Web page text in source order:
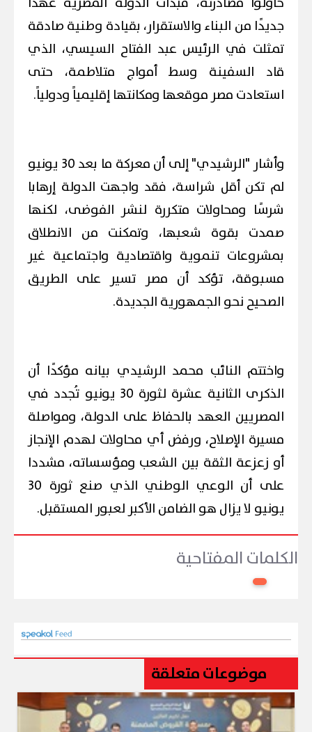
جديدًا من البناء والاستقرار، بقيادة وطنية صادقة
تمثلت في الرئيس عبد الفتاح السيسي، الذي
قاد السفينة وسط أمواج متلاطمة، حتى
استعادت مصر موقعها ومكانتها إقليمياً ودولياً.
وأشار "الرشيدي" إلى أن معركة ما بعد 30 يونيو
لم تكن أقل شراسة، فقد واجهت الدولة إرهابا
شرسًا ومحاولات متكررة لنشر الفوضى، لكنها
صمدت بقوة شعبها، وتمكنت من الانطلاق
بمشروعات تنموية واقتصادية واجتماعية غير
مسبوقة، تؤكد أن مصر تسير على الطريق
الصحيح نحو الجمهورية الجديدة.
واختتم النائب محمد الرشيدي بيانه مؤكدًا أن
الذكرى الثانية عشرة لثورة 30 يونيو تُجدد في
المصريين العهد بالحفاظ على الدولة، ومواصلة
مسيرة الإصلاح، ورفض أي محاولات لهدم الإنجاز
أو زعزعة الثقة بين الشعب ومؤسساته، مشددا
على أن الوعي الوطني الذي صنع ثورة 30
يونيو لا يزال هو الضامن الأكبر لعبور المستقبل.
الكلمات المفتاحية
موضوعات متعلقة